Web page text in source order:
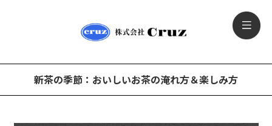
新茶の季節：おいしいお茶の淹れ方＆楽しみ方